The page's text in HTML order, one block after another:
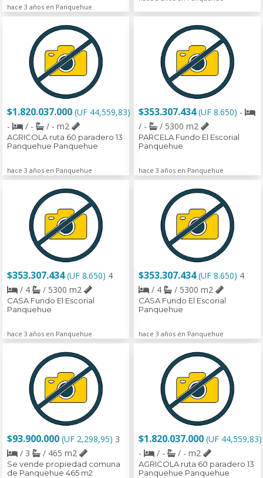
hace 3 años en Panquehue
$1.820.037.000 (UF 44,559,83)
-
/ - / - m2
AGRICOLA ruta 60 paradero 13
Panquehue Panquehue
hace 3 años en Panquehue
$353.307.434(UF 8.650) -
/ -
/ 5300 m2
PARCELA Fundo El Escorial
Panquehue
hace 3 años en Panquehue
$353.307.434(UF 8.650) 4
/ 4
/ 5300 m2
CASA Fundo El Escorial
Panquehue
hace 3 años en Panquehue
$353.307.434(UF 8.650) 4
/ 4
/ 5300 m2
CASA Fundo El Escorial
Panquehue
hace 3 años en Panquehue
$93.900.000 (UF 2,298,95) 3
/ 3
/ 465 m2
Se vende propiedad comuna
de Panquehue 465 m2
$1.820.037.000 (UF 44,559,83)
-
/ - / - m2
AGRICOLA ruta 60 paradero 13
Panquehue Panquehue